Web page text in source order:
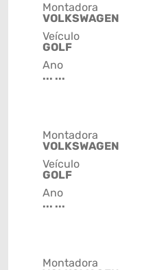
Montadora
VOLKSWAGEN
Veículo
GOLF
Ano
... ...
Montadora
VOLKSWAGEN
Veículo
GOLF
Ano
... ...
Montadora